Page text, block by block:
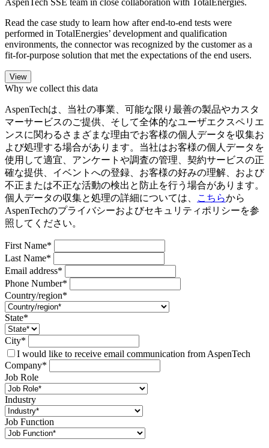
AspenTech SSE team in close collaboration with TotalEnergies.
Read the case study to learn how after end-to-end tests were
performed in TotalEnergies’ development and qualification
environments, the connector was recognized by the customer as a
fit-for-purpose solution that met the expectations of the end users.
Why we collect this data
AspenTechは、当社の事業、可能な限り最善の製品やカスタ
マーサービスのご提供、そして全体的なユーザエクスペリエ
ンスに関わるさまざまな理由でお客様の個人データを収集お
よび処理する場合があります。当社はお客様の個人データを
使用して適宜、アンケートや調査の管理、契約サービスの正
確な提供、イベントへの登録、お客様の好みの理解、および
不正または不正な活動の検出と防止を行う場合があります。
個人データの収集と処理の詳細については、
こちらから
AspenTechのプライバシーおよびセキュリティポリシーを参
照してください。
First Name*
Last Name*
Email address*
Phone Number*
Country/region*
State*
City*
I would like to receive email communication from AspenTech
Company*
Job Role
Industry
Job Function